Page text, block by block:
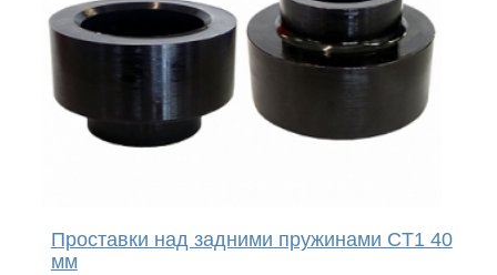
Проставки над задними пружинами CT1 40
мм